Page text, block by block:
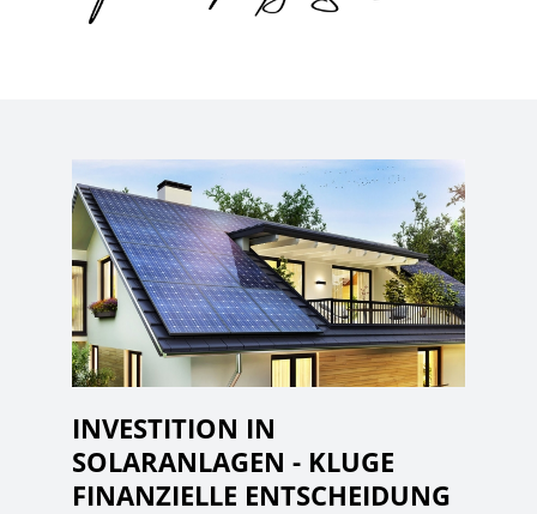
INVESTITION IN
SOLARANLAGEN - KLUGE
FINANZIELLE ENTSCHEIDUNG